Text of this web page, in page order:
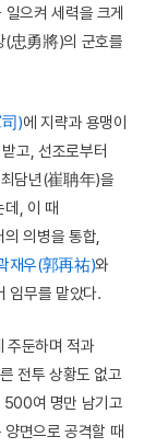
으켜 세력을 크게
(忠勇將)의 군호를
)에 지략과 용맹이
고, 선조로부터
담년(崔聃年)을
데, 이 때
의병을 통합,
재우(郭再祐)와
임무를 맡았다.
주둔하며 적과
전투 상황도 없고
여 명만 남기고
면으로 공격할 때